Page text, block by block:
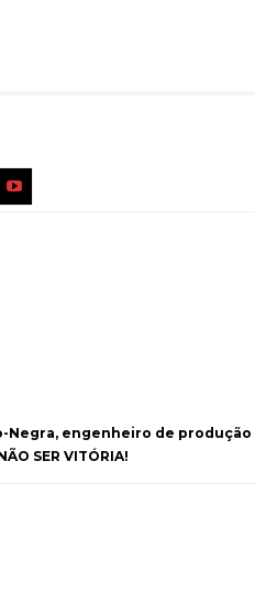
Negra, engenheiro de
SER VITÓRIA!